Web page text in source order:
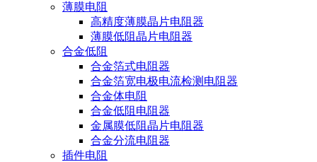
薄膜电阻
高精度薄膜晶片电阻器
薄膜低阻晶片电阻器
合金低阻
合金箔式电阻器
合金箔宽电极电流检测电阻器
合金体电阻
合金低阻电阻器
金属膜低阻晶片电阻器
合金分流电阻器
插件电阻